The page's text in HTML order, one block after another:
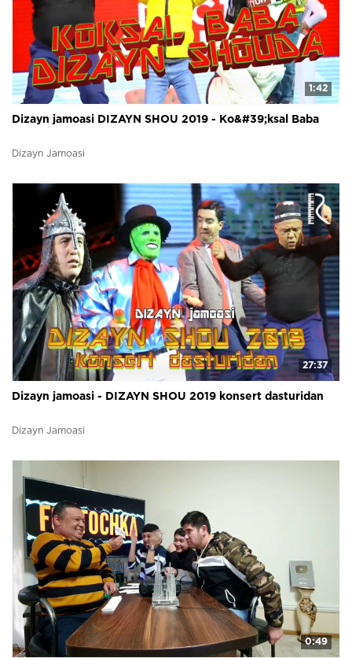
1:42
Dizayn jamoasi DIZAYN SHOU 2019 - Ko&#39;ksal Baba
Dizayn Jamoasi
27:37
Dizayn jamoasi - DIZAYN SHOU 2019 konsert dasturidan
Dizayn Jamoasi
0:49